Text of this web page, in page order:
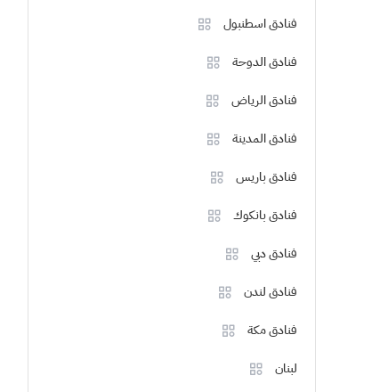
فنادق اسطنبول
فنادق الدوحة
فنادق الرياض
فنادق المدينة
فنادق باريس
فنادق بانكوك
فنادق دبي
فنادق لندن
فنادق مكة
لبنان